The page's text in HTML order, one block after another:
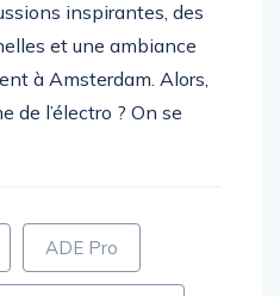
inspirantes, des
et une ambiance
à Amsterdam. Alors,
l’électro ? On se
ADE Pro